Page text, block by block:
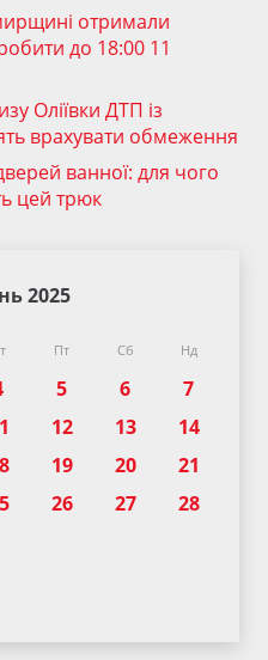
отримали
до 18:00 11
Оліївки ДТП із
врахувати обмеження
ванної: для чого
цей трюк
2025
Пт Сб Нд
5 6
7
12 13
14
19 20
21
26 27
28